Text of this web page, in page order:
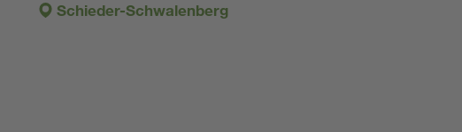
Schieder-Schwalenberg